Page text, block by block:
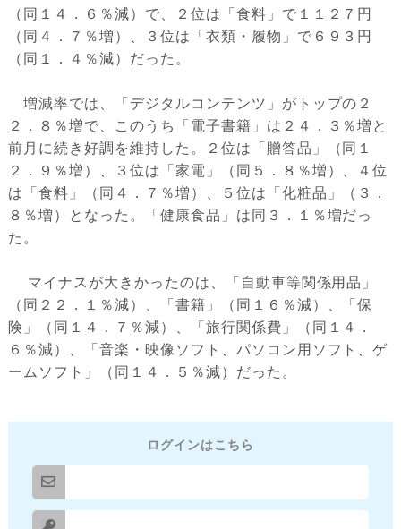
（同１４．６％減）で、２位は「食料」で１１２７円
（同４．７％増）、３位は「衣類・履物」で６９３円
（同１．４％減）だった。
増減率では、「デジタルコンテンツ」がトップの２
２．８％増で、このうち「電子書籍」は２４．３％増と
前月に続き好調を維持した。２位は「贈答品」（同１
２．９％増）、３位は「家電」（同５．８％増）、４位
は「食料」（同４．７％増）、５位は「化粧品」（３．
８％増）となった。「健康食品」は同３．１％増だっ
た。
マイナスが大きかったのは、「自動車等関係用品」
（同２２．１％減）、「書籍」（同１６％減）、「保
険」（同１４．７％減）、「旅行関係費」（同１４．
６％減）、「音楽・映像ソフト、パソコン用ソフト、ゲ
ームソフト」（同１４．５％減）だった。
ログインはこちら